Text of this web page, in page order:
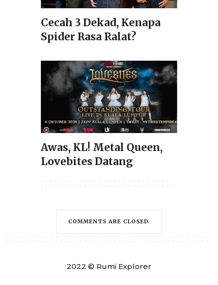
Cecah 3 Dekad, Kenapa
Spider Rasa Ralat?
Awas, KL! Metal Queen,
Lovebites Datang
COMMENTS ARE CLOSED.
2022 © Rumi Explorer